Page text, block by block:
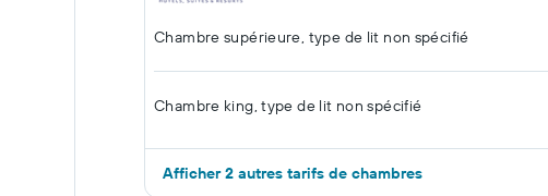
Chambre supérieure, type de lit non spécifié
Chambre king, type de lit non spécifié
Afficher 2 autres tarifs de chambres